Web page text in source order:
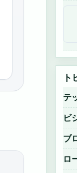
テ
ビ
ブ
ロ